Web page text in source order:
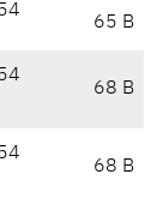
65 B
68 B
68 B